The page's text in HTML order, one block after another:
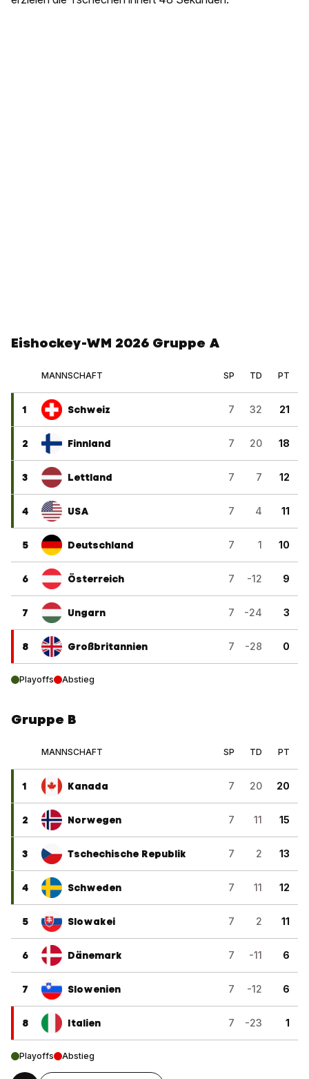
Eishockey-WM 2026 Gruppe A
MANNSCHAFT SP TD PT
1 Schweiz 7 32 21
2 Finnland 7 20 18
3 Lettland 7 7 12
4 USA 7 4 11
5 Deutschland 7 1 10
6 Österreich 7 -12 9
7 Ungarn 7 -24 3
8 Großbritannien 7 -28 0
Playoffs Abstieg
Gruppe B
MANNSCHAFT SP TD PT
1 Kanada 7 20 20
2 Norwegen 7 11 15
3 Tschechische Republik 7 2 13
4 Schweden 7 11 12
5 Slowakei 7 2 11
6 Dänemark 7 -11 6
7 Slowenien 7 -12 6
8 Italien 7 -23 1
Playoffs Abstieg